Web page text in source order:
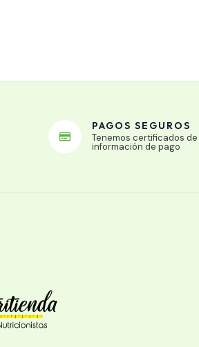
PAGOS SEGUROS
Tenemos certificados
información de pago